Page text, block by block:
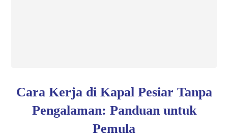
Cara Kerja di Kapal Pesiar Tanpa
Pengalaman: Panduan untuk
Pemula